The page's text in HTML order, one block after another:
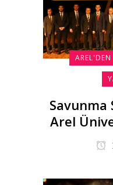
AREL'DEN
Savunma
Arel